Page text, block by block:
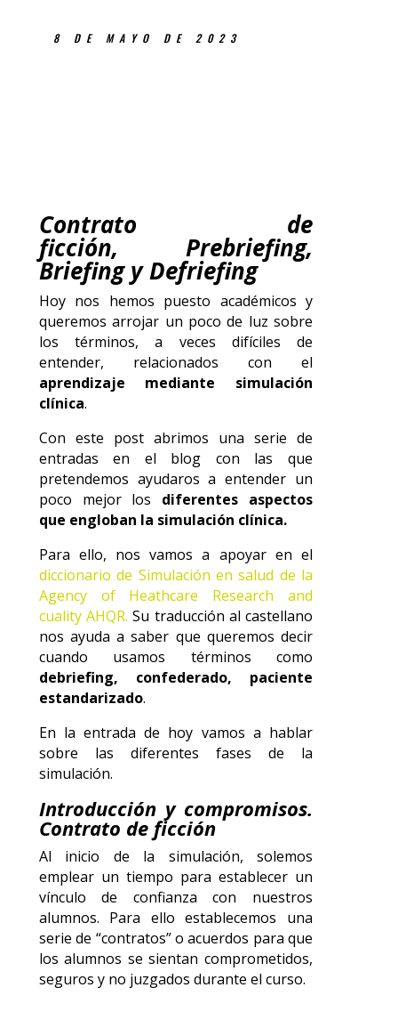
8 DE MAYO DE 2023
Contrato de
ficción, Prebriefing,
Briefing y Defriefing
Hoy nos hemos puesto académicos y
queremos arrojar un poco de luz sobre
los términos, a veces difíciles de
entender, relacionados con el
aprendizaje mediante simulación
clínica.
Con este post abrimos una serie de
entradas en el blog con las que
pretendemos ayudaros a entender un
poco mejor los diferentes aspectos
que engloban la simulación clínica.
Para ello, nos vamos a apoyar en el
diccionario de Simulación en salud de la
Agency of Heathcare Research and
cuality AHQR. Su traducción al castellano
nos ayuda a saber que queremos decir
cuando usamos términos como
debriefing, confederado, paciente
estandarizado.
En la entrada de hoy vamos a hablar
sobre las diferentes fases de la
simulación.
Introducción y compromisos.
Contrato de ficción
Al inicio de la simulación, solemos
emplear un tiempo para establecer un
vínculo de confianza con nuestros
alumnos. Para ello establecemos una
serie de “contratos” o acuerdos para que
los alumnos se sientan comprometidos,
seguros y no juzgados durante el curso.